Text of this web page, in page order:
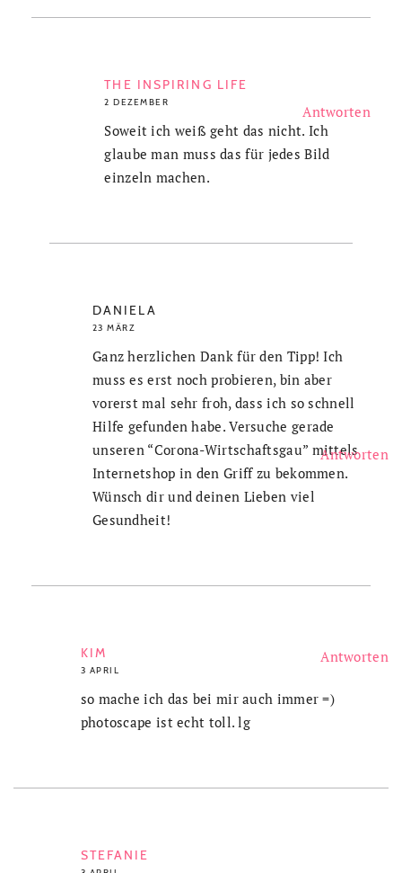
THE INSPIRING LIFE
2 DEZEMBER
Soweit ich weiß geht das nicht. Ich
glaube man muss das für jedes Bild
einzeln machen.
DANIELA
23 MÄRZ
Antworten
Ganz herzlichen Dank für den Tipp! Ich
muss es erst noch probieren, bin aber
vorerst mal sehr froh, dass ich so schnell
Hilfe gefunden habe. Versuche gerade
unseren “Corona-Wirtschaftsgau” mittels
Internetshop in den Griff zu bekommen.
Wünsch dir und deinen Lieben viel
Gesundheit!
KIM
3 APRIL
Antworten
so mache ich das bei mir auch immer =)
photoscape ist echt toll. lg
STEFANIE
Antworten